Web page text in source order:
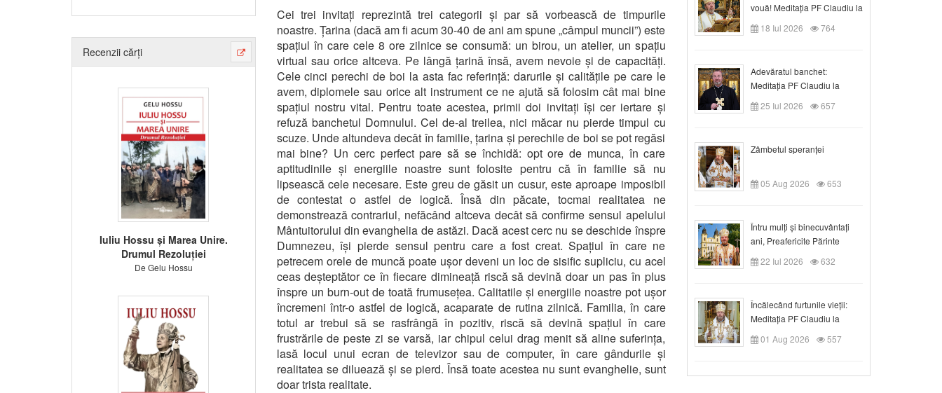
Recenzii cărți
Iuliu Hossu și Marea Unire.
Drumul Rezoluției
De Gelu Hossu
Cei trei invitați reprezintă trei categorii și par să vorbească de timpurile
noastre. Țarina (dacă am fi acum 30-40 de ani am spune „câmpul muncii”) este
spațiul în care cele 8 ore zilnice se consumă: un birou, un atelier, un spațiu
virtual sau orice altceva. Pe lângă țarină însă, avem nevoie și de capacități.
Cele cinci perechi de boi la asta fac referință: darurile și calitățile pe care le
avem, diplomele sau orice alt instrument ce ne ajută să folosim cât mai bine
spațiul nostru vital. Pentru toate acestea, primii doi invitați își cer iertare și
refuză banchetul Domnului. Cel de-al treilea, nici măcar nu pierde timpul cu
scuze. Unde altundeva decât în familie, țarina și perechile de boi se pot regăsi
mai bine? Un cerc perfect pare să se închidă: opt ore de munca, în care
aptitudinile și energiile noastre sunt folosite pentru că în familie să nu
lipsească cele necesare. Este greu de găsit un cusur, este aproape imposibil
de contestat o astfel de logică. Însă din păcate, tocmai realitatea ne
demonstrează contrariul, nefăcând altceva decât să confirme sensul apelului
Mântuitorului din evanghelia de astăzi. Dacă acest cerc nu se deschide înspre
Dumnezeu, își pierde sensul pentru care a fost creat. Spațiul în care ne
petrecem orele de muncă poate ușor deveni un loc de sisific supliciu, cu acel
ceas deșteptător ce în fiecare dimineață riscă să devină doar un pas în plus
înspre un burn-out de toată frumusețea. Calitatile și energiile noastre pot ușor
încremeni într-o astfel de logică, acaparate de rutina zilnică. Familia, în care
totul ar trebui să se rasfrângă în pozitiv, riscă să devină spațiul în care
frustrările de peste zi se varsă, iar chipul celui drag menit să aline suferința,
lasă locul unui ecran de televizor sau de computer, în care gândurile și
realitatea se diluează și se pierd. Însă toate acestea nu sunt evanghelie, sunt
doar trista realitate.
vouă! Meditația PF Claudiu la
duminica a VII-a după Rusalii
18 Iul 2026 764
Adevăratul banchet:
Meditația PF Claudiu la
Duminica a VIII-a după
Rusalii
25 Iul 2026 657
Zâmbetul speranței
05 Aug 2026 653
Întru mulți și binecuvântați
ani, Preafericite Părinte
Claudiu!
22 Iul 2026 632
Încălecând furtunile vieții:
Meditația PF Claudiu la
Duminica a IX-a după Rusalii
01 Aug 2026 557